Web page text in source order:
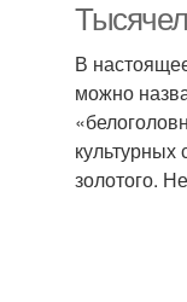
В
можно
культурных
золотого.